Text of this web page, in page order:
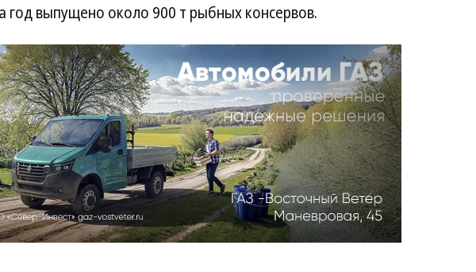
год выпущено около 900 т рыбных консервов.